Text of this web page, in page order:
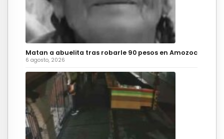
Matan a abuelita tras robarle 90 pesos en Amozoc
6 agosto, 2026